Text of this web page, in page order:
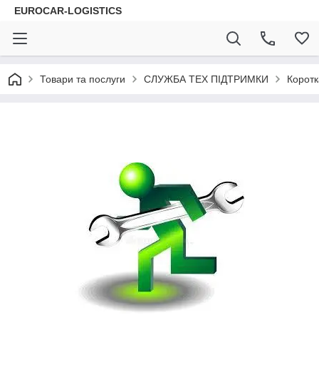
EUROCAR-LOGISTICS
Товари та послуги СЛУЖБА ТЕХ ПІДТРИМКИ